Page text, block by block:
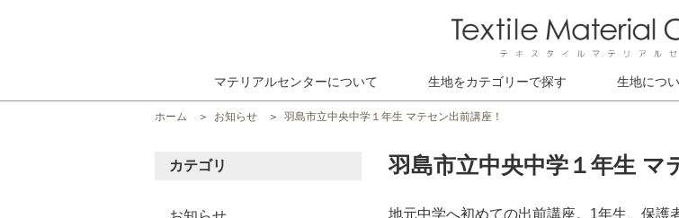
マテリアルセンターについて 生地をカテゴリーで探す 生地につ
ホーム お知らせ 羽島市立中央中学１年生 マテセン出前講座！
羽島市立中央中学１年生 マ
地元中学へ初めての出前講座。1年生、保護
カテゴリ